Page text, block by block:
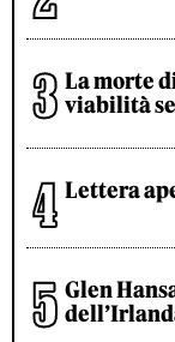
La morte
viabilità
Lettera
Glen